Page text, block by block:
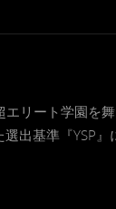
エリート学園
出基準『YSP